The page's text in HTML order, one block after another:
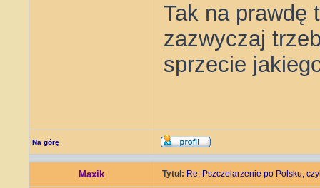
Tak na prawdę
zazwyczaj
sprzecie
Na górę
Maxik Tytuł: Re: Pszczelarzenie po Polsku,